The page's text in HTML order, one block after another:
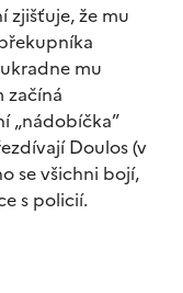
zjišťuje, že mu
mu
začíná
„nádobíčka”
Doulos (v
se všichni bojí,
s policií.